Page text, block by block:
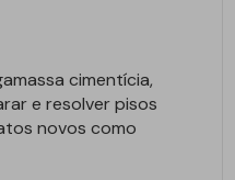
cimentícia,
e resolver pisos
novos como